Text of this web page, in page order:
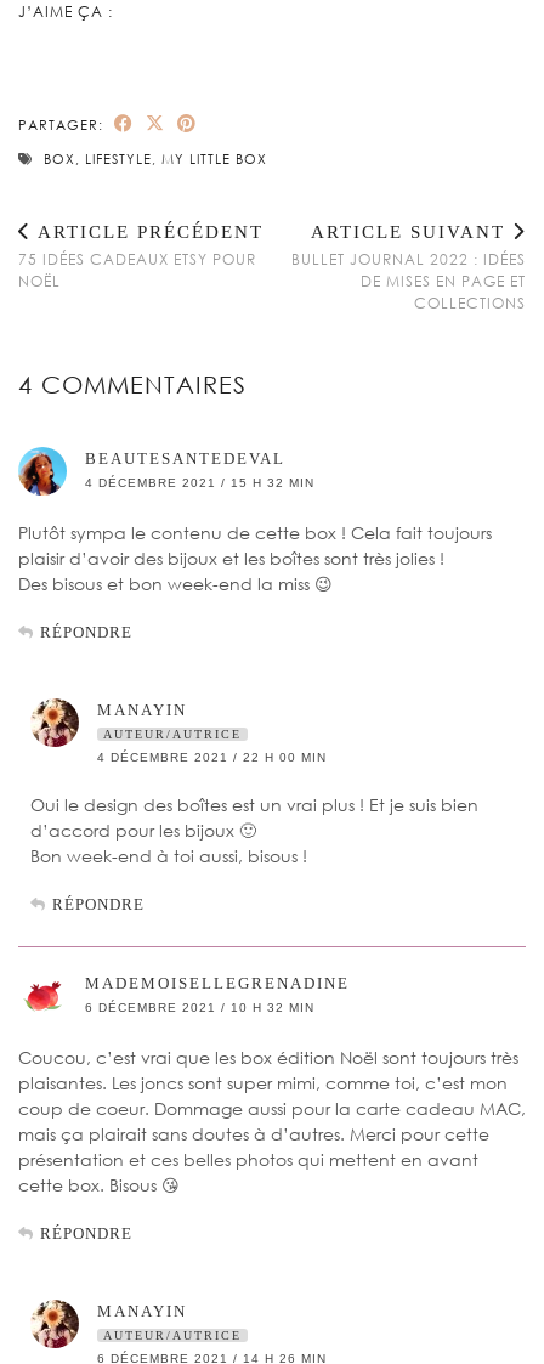
J’AIME ÇA :
PARTAGER:
BOX LIFESTYLE MY LITTLE BOX
ARTICLE PRÉCÉDENT
75 IDÉES CADEAUX ETSY POUR
NOËL
ARTICLE SUIVANT
BULLET JOURNAL 2022 : IDÉES
DE MISES EN PAGE ET
COLLECTIONS
4 COMMENTAIRES
BEAUTESANTEDEVAL
4 DÉCEMBRE 2021 / 15 H 32 MIN
Plutôt sympa le contenu de cette box ! Cela fait toujours
plaisir d’avoir des bijoux et les boîtes sont très jolies !
Des bisous et bon week-end la miss 😉
RÉPONDRE
MANAYIN
AUTEUR/AUTRICE
4 DÉCEMBRE 2021 / 22 H 00 MIN
Oui le design des boîtes est un vrai plus ! Et je suis bien
d’accord pour les bijoux 🙂
Bon week-end à toi aussi, bisous !
RÉPONDRE
MADEMOISELLEGRENADINE
6 DÉCEMBRE 2021 / 10 H 32 MIN
Coucou, c’est vrai que les box édition Noël sont toujours très
plaisantes. Les joncs sont super mimi, comme toi, c’est mon
coup de coeur. Dommage aussi pour la carte cadeau MAC,
mais ça plairait sans doutes à d’autres. Merci pour cette
présentation et ces belles photos qui mettent en avant
cette box. Bisous 😘
RÉPONDRE
MANAYIN
AUTEUR/AUTRICE
6 DÉCEMBRE 2021 / 14 H 26 MIN